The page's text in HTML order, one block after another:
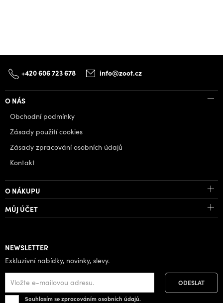
+420 606 723 678 info@zoot.cz
O NÁS
Obchodní podmínky
Zásady použití cookies
Zásady zpracování osobních údajů
Kontakt
O NÁKUPU
MŮJ ÚČET
NEWSLETTER
Exkluzivní nabídky, novinky, slevy.
Souhlasím se zpracováním osobních údajů.